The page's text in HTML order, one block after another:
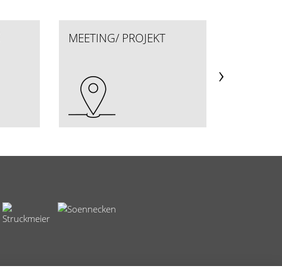
MEETING/ PROJEKT
›